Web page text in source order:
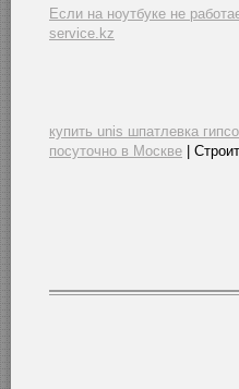
Если на ноутбуке не
service.kz
купить unis шпатлевка
посуточно в Москве |